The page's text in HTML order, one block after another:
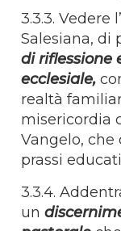
3.3.3. Vedere
Salesiana, di
di riflessione
ecclesiale,
realtà
misericordia
Vangelo, che
prassi
3.3.4.
un